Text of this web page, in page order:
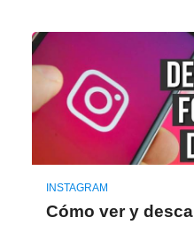
INSTAGRAM
Cómo ver y